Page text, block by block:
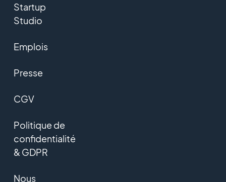
Startup
Studio
Emplois
Presse
CGV
Politique de
confidentialité
& GDPR
Nous